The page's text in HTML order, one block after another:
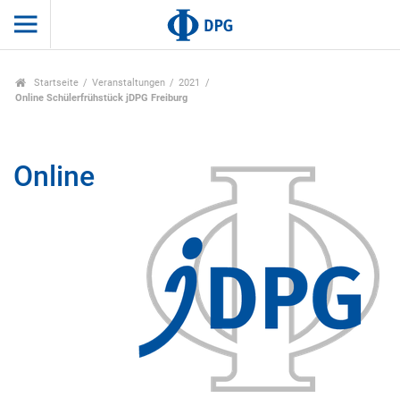
Startseite Veranstaltungen
2021
Online Schülerfrühstück jDPG Freiburg
Online